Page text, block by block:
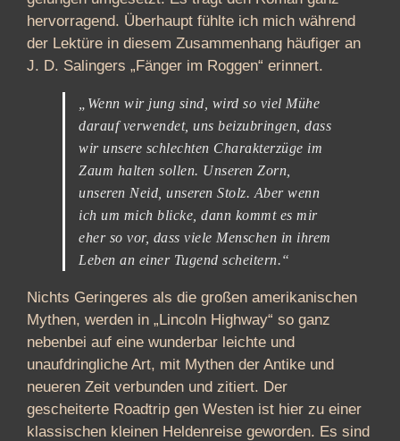
hervorragend. Überhaupt fühlte ich mich während
der Lektüre in diesem Zusammenhang häufiger an
J. D. Salingers „Fänger im Roggen“ erinnert.
„Wenn wir jung sind, wird so viel Mühe
darauf verwendet, uns beizubringen, dass
wir unsere schlechten Charakterzüge im
Zaum halten sollen. Unseren Zorn,
unseren Neid, unseren Stolz. Aber wenn
ich um mich blicke, dann kommt es mir
eher so vor, dass viele Menschen in ihrem
Leben an einer Tugend scheitern.“
Nichts Geringeres als die großen amerikanischen
Mythen, werden in „Lincoln Highway“ so ganz
nebenbei auf eine wunderbar leichte und
unaufdringliche Art, mit Mythen der Antike und
neueren Zeit verbunden und zitiert. Der
gescheiterte Roadtrip gen Westen ist hier zu einer
klassischen kleinen Heldenreise geworden. Es sind